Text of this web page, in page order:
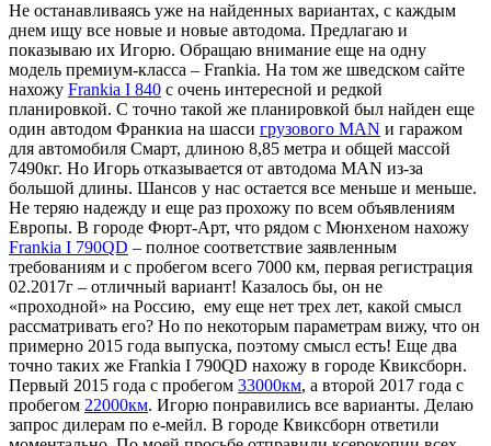
Не останавливаясь уже на найденных вариантах, с каждым
днем ищу все новые и новые автодома. Предлагаю и
показываю их Игорю. Обращаю внимание еще на одну
модель премиум-класса – Frankia. На том же шведском сайте
нахожу Frankia I 840 с очень интересной и редкой
планировкой. С точно такой же планировкой был найден еще
один автодом Франкиа на шасси грузового MAN и гаражом
для автомобиля Смарт, длиною 8,85 метра и общей массой
7490кг. Но Игорь отказывается от автодома MAN из-за
большой длины. Шансов у нас остается все меньше и меньше.
Не теряю надежду и еще раз прохожу по всем объявлениям
Европы. В городе Фюрт-Арт, что рядом с Мюнхеном нахожу
Frankia I 790QD – полное соответствие заявленным
требованиям и с пробегом всего 7000 км, первая регистрация
02.2017г – отличный вариант! Казалось бы, он не
«проходной» на Россию, ему еще нет трех лет, какой смысл
рассматривать его? Но по некоторым параметрам вижу, что он
примерно 2015 года выпуска, поэтому смысл есть! Еще два
точно таких же Frankia I 790QD нахожу в городе Квиксборн.
Первый 2015 года с пробегом 33000км, а второй 2017 года с
пробегом 22000км. Игорю понравились все варианты. Делаю
запрос дилерам по е-мейл. В городе Квиксборн ответили